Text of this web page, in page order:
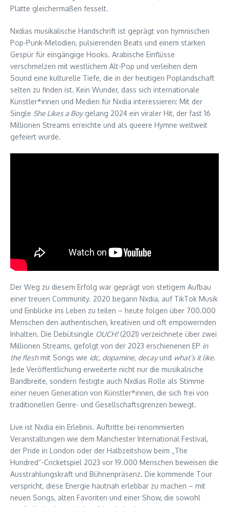
Platte gleichermaßen fesselt.
Nxdias musikalische Handschrift ist geprägt von hymnischen
Pop-Punk-Melodien, pulsierenden Beats und einem starken
Gespür für eingängige Hooks. Arabische Einflüsse
verschmelzen mit westlichem Alt-Pop und verleihen dem
Sound eine kulturelle Tiefe, die in der heutigen Poplandschaft
selten zu finden ist. Kein Wunder, dass sich internationale
Künstler*innen und Medien für Nxdia interessieren: Mit der
Single She Likes a Boygelang 2024 ein viraler Hit, der fast 16
Millionen Streams erreichte und als queere Hymne weltweit
gefeiert wurde.
Der Weg zu diesem Erfolg war geprägt von stetigem Aufbau
einer treuen Community. 2020 begann Nxdia, auf TikTok Musik
und Einblicke ins Leben zu teilen – heute folgen über 700.000
Menschen den authentischen, kreativen und oft empowernden
Inhalten. Die Debütsingle OUCH!(2021) verzeichnete über zwei
Millionen Streams, gefolgt von der 2023 erschienenen EP in
the fleshmit Songs wie idc, dopamine, decayund what’s it like.
Jede Veröffentlichung erweiterte nicht nur die musikalische
Bandbreite, sondern festigte auch Nxdias Rolle als Stimme
einer neuen Generation von Künstler*innen, die sich frei von
traditionellen Genre- und Gesellschaftsgrenzen bewegt.
Live ist Nxdia ein Erlebnis. Auftritte bei renommierten
Veranstaltungen wie dem Manchester International Festival,
der Pride in London oder der Halbzeitshow beim „The
Hundred“-Cricketspiel 2023 vor 19.000 Menschen beweisen die
Ausstrahlungskraft und Bühnenpräsenz. Die kommende Tour
verspricht, diese Energie hautnah erlebbar zu machen – mit
neuen Songs, alten Favoriten und einer Show, die sowohl